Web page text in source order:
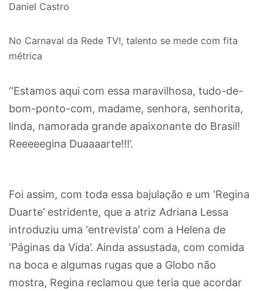
Daniel Castro
No Carnaval da Rede TV!, talento se mede com fita
métrica
‘‘Estamos aqui com essa maravilhosa, tudo-de-
bom-ponto-com, madame, senhora, senhorita,
linda, namorada grande apaixonante do Brasil!
Reeeeegina Duaaaarte!!!’.
Foi assim, com toda essa bajulação e um ‘Regina
Duarte’ estridente, que a atriz Adriana Lessa
introduziu uma ‘entrevista’ com a Helena de
‘Páginas da Vida’. Ainda assustada, com comida
na boca e algumas rugas que a Globo não
mostra, Regina reclamou que teria que acordar